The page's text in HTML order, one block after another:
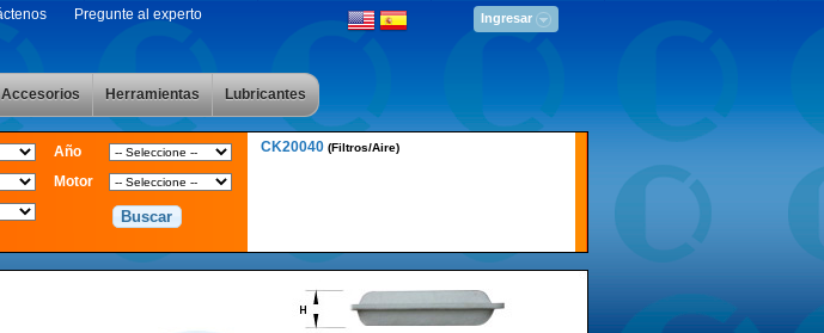
Pregunte al experto Ingresar
Accesorios Herramientas Lubricantes
Año
Motor
CK20040 (Filtros/Aire)